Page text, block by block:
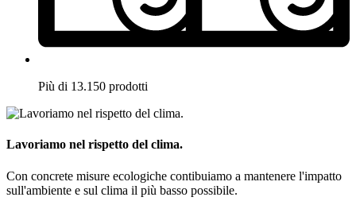
Più di 13.150 prodotti
Lavoriamo nel rispetto del clima.
Con concrete misure ecologiche contibuiamo a mantenere l'impatto
sull'ambiente e sul clima il più basso possibile.